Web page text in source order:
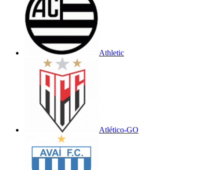
Athletic
Atlético-GO